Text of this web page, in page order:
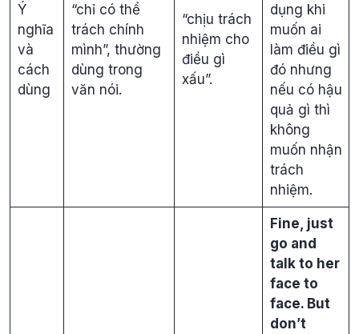
Ý
nghĩa
và
cách
dùng
“chỉ có thể
trách chính
mình”, thường
dùng trong
văn nói.
“chịu trách
nhiệm cho
điều gì
xấu”.
dụng khi
muốn ai
làm điều gì
đó nhưng
nếu có hậu
quả gì thì
không
muốn nhận
trách
nhiệm.
Fine, just
go and
talk to her
face to
face. But
don’t